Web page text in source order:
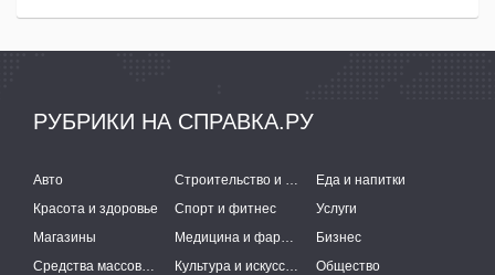
РУБРИКИ НА СПРАВКА.РУ
Авто Строительство и ремонт
Еда и напитки
Красота и здоровье
Спорт и фитнес
Услуги
Магазины
Медицина и фармацевтика
Бизнес
Средства массовой информации
Культура и искусство
Общество